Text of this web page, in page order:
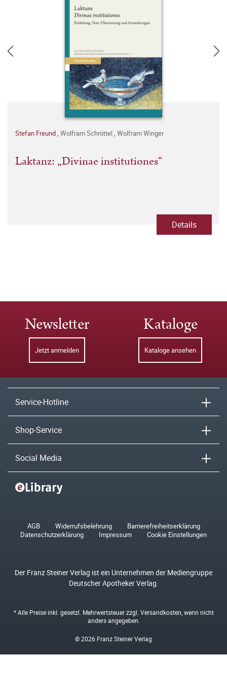
Stefan Freund, Wolfram Schröttel, Wolfram Winger
Laktanz: „Divinae institutiones“
Details
Newsletter
Jetzt anmelden
Kataloge
Kataloge ansehen
Service-Hotline
Shop-Service
Social Media
AGB Widerrufsbelehrung
Barrierefreiheitserklärung
Datenschutzerklärung
Impressum Cookie Einstellungen
Der Franz Steiner Verlag ist ein Unternehmen der Mediengruppe
Deutscher Apotheker Verlag.
* Alle Preise inkl. gesetzl. Mehrwertsteuer zzgl. Versandkosten , wenn nicht
anders angegeben.
© 2026 Franz Steiner Verlag